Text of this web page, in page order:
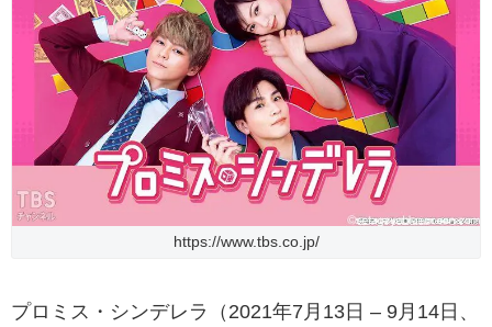
https://www.tbs.co.jp/
プロミス・シンデレラ（2021年7月13日 – 9月14日、